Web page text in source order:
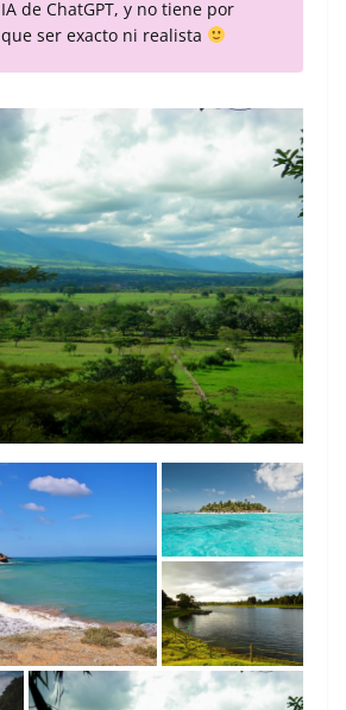
IA de ChatGPT, y no tiene por
que ser exacto ni realista